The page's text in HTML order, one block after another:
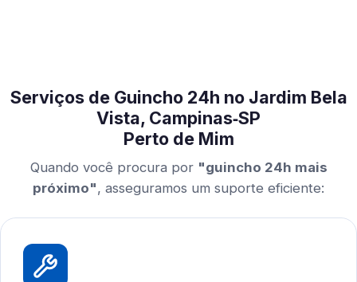
Serviços de Guincho 24h no Jardim Bela
Vista, Campinas‑SP
Perto de Mim
Quando você procura por "guincho 24h mais
próximo", asseguramos um suporte eficiente: